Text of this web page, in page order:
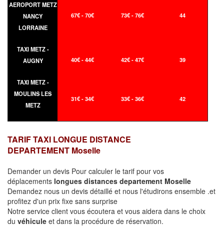
AEROPORT METZ
NANCY
LORRAINE
67€ - 70€ 73€ - 76€ 44
TAXI METZ -
AUGNY
40€ - 44€ 42€ - 47€ 39
TAXI METZ -
MOULINS LES
METZ
31€ - 34€ 33€ - 36€ 42
TARIF TAXI LONGUE DISTANCE
DEPARTEMENT Moselle
Demander un devis Pour calculer le tarif pour vos
déplacements longues distances departement Moselle
Demandez nous un devis détaillé et nous l'étudirons ensemble .et
profitez d'un prix fixe sans surprise
Notre service client vous écoutera et vous aidera dans le choix
du véhicule et dans la procédure de réservation.